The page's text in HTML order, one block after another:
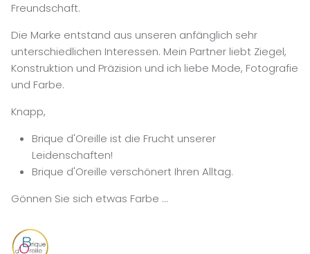
Freundschaft.
Die Marke entstand aus unseren anfänglich sehr
unterschiedlichen Interessen. Mein Partner liebt Ziegel,
Konstruktion und Präzision und ich liebe Mode, Fotografie
und Farbe.
Knapp,
Brique d'Oreille ist die Frucht unserer
Leidenschaften!
Brique d'Oreille verschönert Ihren Alltag.
Gönnen Sie sich etwas Farbe …